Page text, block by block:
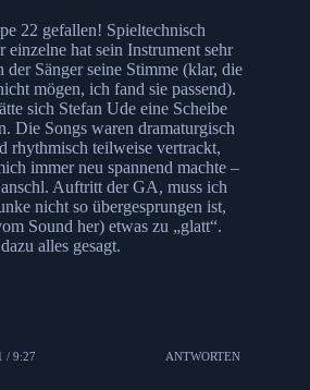
22 gefallen! Spieltechnisch
einzelne hat sein Instrument sehr
der Sänger seine Stimme (klar, die
mögen, ich fand sie passend).
sich Stefan Ude eine Scheibe
Die Songs waren dramaturgisch
rhythmisch teilweise vertrackt,
immer neu spannend machte –
anschl. Auftritt der GA, muss ich
nicht so übergesprungen ist,
Sound her) etwas zu „glatt“.
alles gesagt.
/ 9:27 ANTWORTEN